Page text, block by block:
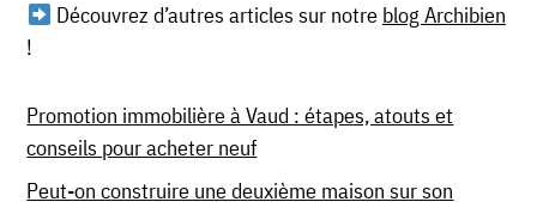
Découvrez d’autres articles sur notre blog Archibien
!
Promotion immobilière à Vaud : étapes, atouts et
conseils pour acheter neuf
Peut-on construire une deuxième maison sur son